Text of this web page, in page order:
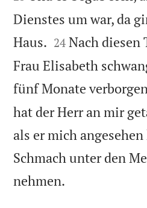
Dienstes um war, da
Haus. 

24 Nach diesen
Frau Elisabeth
fünf Monate
hat der Herr an mir
als er mich
Schmach unter den
nehmen.